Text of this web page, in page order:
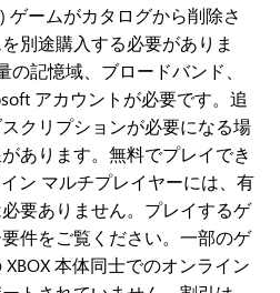
ゲームがカタログから削除さ
別途購入する必要がありま
記憶域、ブロードバンド、
アカウントが必要です。追
クリプションが必要になる場
あります。無料でプレイでき
ン マルチプレイヤーには、有
要ありません。プレイするゲ
件をご覧ください。一部のゲ
本体同士でのオンライン